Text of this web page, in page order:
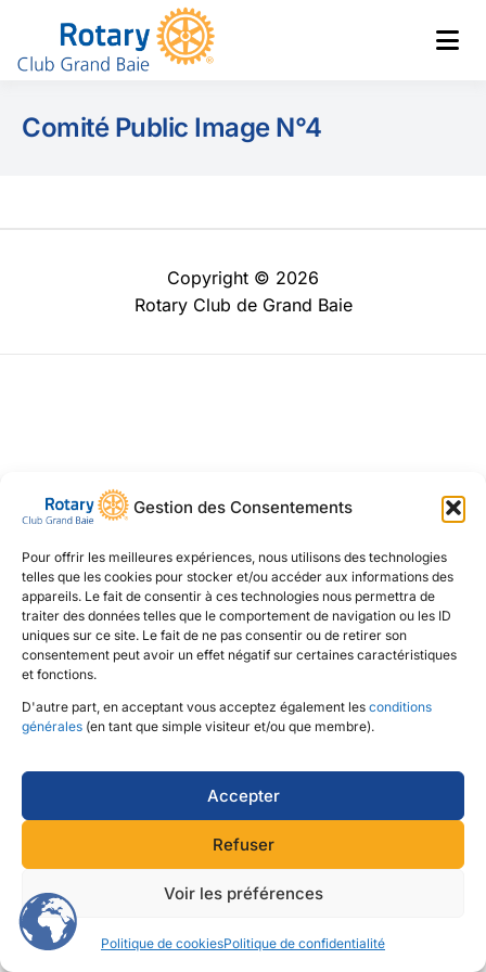
Gestion des Consentements
Pour offrir les meilleures expériences, nous utilisons des technologies
telles que les cookies pour stocker et/ou accéder aux informations des
appareils. Le fait de consentir à ces technologies nous permettra de
traiter des données telles que le comportement de navigation ou les ID
uniques sur ce site. Le fait de ne pas consentir ou de retirer son
consentement peut avoir un effet négatif sur certaines caractéristiques
et fonctions.
D'autre part, en acceptant vous acceptez également les conditions
générales (en tant que simple visiteur et/ou que membre).
Accepter
Refuser
Voir les préférences
Politique de cookiesPolitique de confidentialité
Comité Public Image N°4
Copyright © 2026
Rotary Club de Grand Baie